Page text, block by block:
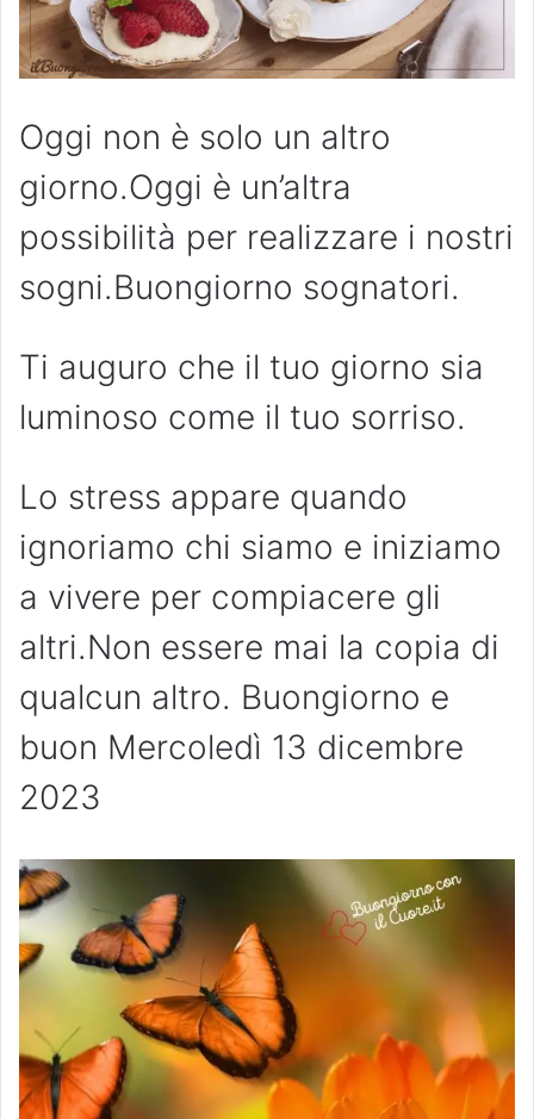
Oggi non è solo un altro
giorno.Oggi è un’altra
possibilità per realizzare i nostri
sogni.Buongiorno sognatori.
Ti auguro che il tuo giorno sia
luminoso come il tuo sorriso.
Lo stress appare quando
ignoriamo chi siamo e iniziamo
a vivere per compiacere gli
altri.Non essere mai la copia di
qualcun altro. Buongiorno e
buon Mercoledì 13 dicembre
2023